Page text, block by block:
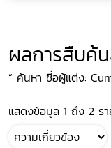
ผลการสืบค้
“ ค้นหา ชื่อผู้แต่ง:
แสดงข้อมูล 1 ถึง 2 ร